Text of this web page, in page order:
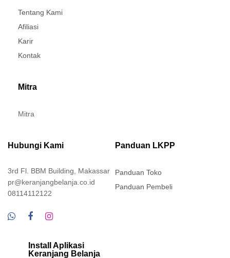
Tentang Kami
Afiliasi
Karir
Kontak
Mitra
Mitra
Hubungi Kami
3rd Fl. BBM Building, Makassar
pr@keranjangbelanja.co.id
08114112122
Panduan LKPP
Panduan Toko
Panduan Pembeli
Install Aplikasi
Keranjang Belanja